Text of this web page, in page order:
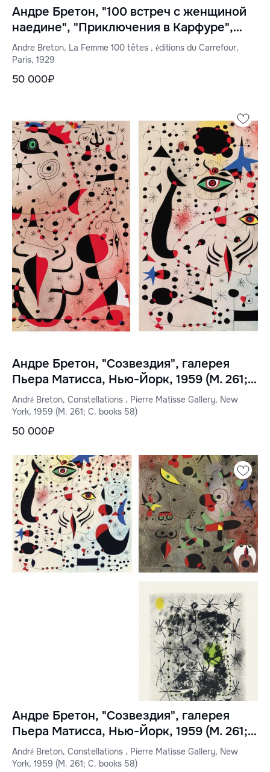
Андре Бретон, "100 встреч с женщиной
наедине", "Приключения в Карфуре",
Париж, 1929
Andre Breton, La Femme 100 têtes , éditions du Carrefour,
Paris, 1929
50 000₽
Андре Бретон, "Созвездия", галерея
Пьера Матисса, Нью-Йорк, 1959 (M. 261;
C. books 58)
André Breton, Constellations , Pierre Matisse Gallery, New
York, 1959 (M. 261; C. books 58)
50 000₽
Андре Бретон, "Созвездия", галерея
Пьера Матисса, Нью-Йорк, 1959 (M. 261;
C. books 58)
André Breton, Constellations , Pierre Matisse Gallery, New
York, 1959 (M. 261; C. books 58)